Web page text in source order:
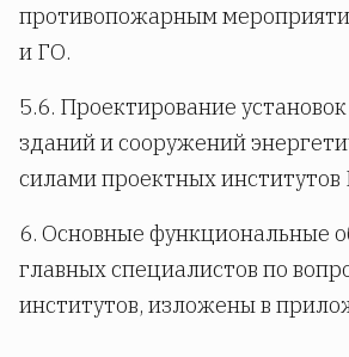
противопожарным
и ГО.
5.6. Проектирование
зданий и сооружений
силами проектных
6. Основные функциональные
главных специалистов по
институтов, изложены в